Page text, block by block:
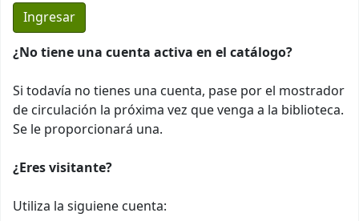
¿No tiene una cuenta activa en el catálogo?
Si todavía no tienes una cuenta, pase por el mostrador
de circulación la próxima vez que venga a la biblioteca.
Se le proporcionará una.
¿Eres visitante?
Utiliza la siguiene cuenta: